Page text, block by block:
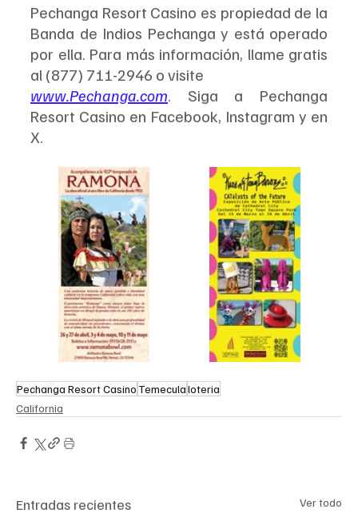
Pechanga Resort Casino es propiedad de la
Banda de Indios Pechanga y está operado
por ella. Para más información, llame gratis
al (877) 711-2946 o visite
www.Pechanga.com. Siga a Pechanga
Resort Casino en Facebook, Instagram y en
X.
Pechanga Resort Casino Temeculaloteria
California
Entradas recientes Ver todo